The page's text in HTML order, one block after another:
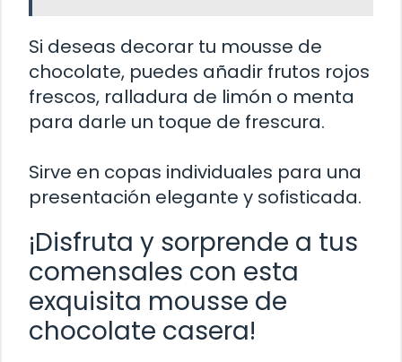
Si deseas decorar tu mousse de
chocolate, puedes añadir frutos rojos
frescos, ralladura de limón o menta
para darle un toque de frescura.
Sirve en copas individuales para una
presentación elegante y sofisticada.
¡Disfruta y sorprende a tus
comensales con esta
exquisita mousse de
chocolate casera!